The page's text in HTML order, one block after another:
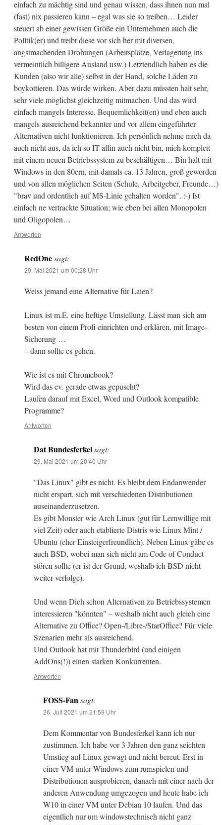
einfach zu mächtig sind und genau wissen, dass ihnen nun mal
(fast) nix passieren kann – egal was sie so treiben… Leider
steuert ab einer gewissen Größe ein Unternehmen auch die
Politik(er) und treibt diese vor sich her mit diversen,
angstmachenden Drohungen (Arbeitsplätze, Verlagerung ins
vermeintlich billigere Ausland usw.) Letztendlich haben es die
Kunden (also wir alle) selbst in der Hand, solche Läden zu
boykottieren. Das würde wirken. Aber dazu müssten halt sehr,
sehr viele möglichst gleichzeitig mitmachen. Und das wird
einfach mangels Interesse, Bequemlichkeit(en) und eben auch
mangels ausreichend bekannter und vor allem eingeführter
Alternativen nicht funktionieren. Ich persönlich nehme mich da
auch nicht aus, da ich so IT-affin auch nicht bin, mich komplett
mit einem neuen Betriebssystem zu beschäftigen… Bin halt mit
Windows in den 80ern, mit damals ca. 13 Jahren, groß geworden
und von allen möglichen Seiten (Schule, Arbeitgeber, Freunde…)
"brav und ordentlich auf MS-Linie gehalten worden". :-) Ist
einfach ne vertrackte Situation; wie eben bei allen Monopolen
und Oligopolen…
Antworten
RedOne sagt:
29. Mai 2021 um 00:28 Uhr
Weiss jemand eine Alternative für Laien?
Linux ist m.E. eine heftige Umstellung. Lässt man sich am
besten von einem Profi einrichten und erklären, mit Image-
Sicherung …
– dann sollte es gehen.
Wie ist es mit Chromebook?
Wird das ev. gerade etwas gepuscht?
Laufen darauf mit Excel, Word und Outlook kompatible
Programme?
Antworten
Dat Bundesferkelsagt:
29. Mai 2021 um 20:40 Uhr
"Das Linux" gibt es nicht. Es bleibt dem Endanwender
nicht erspart, sich mit verschiedenen Distributionen
auseinanderzusetzen.
Es gibt Monster wie Arch Linux (gut für Lernwillige mit
viel Zeit) oder auch etablierte Distris wie Linux Mint /
Ubuntu (eher Einsteigerfreundlich). Neben Linux gäbe es
auch BSD, wobei man sich nicht am Code of Conduct
stören sollte (er ist der Grund, weshalb ich BSD nicht
weiter verfolge).
Und wenn Dich schon Alternativen zu Betriebssystemen
interessieren "könnten" – weshalb nicht auch gleich eine
Alternative zu Office? Open-/Libre-/StarOffice? Für viele
Szenarien mehr als ausreichend.
Und Outlook hat mit Thunderbird (und einigen
AddOns(!)) einen starken Konkurrenten.
Antworten
FOSS-Fansagt:
26. Juli 2021 um 21:59 Uhr
Dem Kommentar von Bundesferkel kann ich nur
zustimmen. Ich habe vor 3 Jahren den ganz seichten
Umstieg auf Linux gewagt und nicht bereut. Erst in
einer VM unter Windows zum rumspielen und
Distributionen ausprobieren, danach mit einer nach der
anderen Anwendung umgezogen und heute habe ich
W10 in einer VM unter Debian 10 laufen. Und das
eigentlich nur um windowstechnisch nicht ganz